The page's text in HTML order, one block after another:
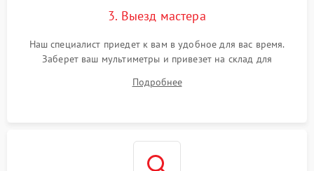
3. Выезд мастера
Наш специалист приедет к вам в удобное для вас время.
Заберет ваш мультиметры и привезет на склад для
Подробнее